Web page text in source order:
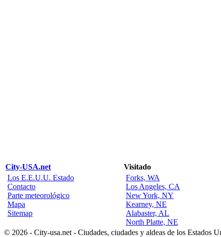
City-USA.net
Visitado
Los E.E.U.U. Estado
Contacto
Parte meteorológico
Mapa
Sitemap
Forks, WA
Los Angeles, CA
New York, NY
Kearney, NE
Alabaster, AL
North Platte, NE
© 2026 - City-usa.net - Ciudades, ciudades y aldeas de los Estados